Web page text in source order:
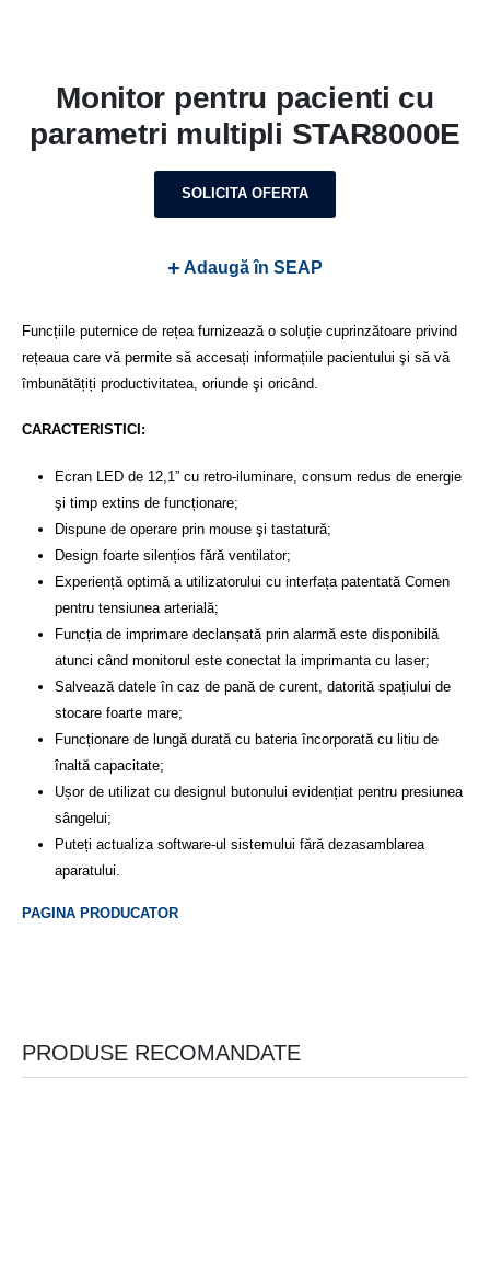
Monitor pentru pacienti cu
parametri multipli STAR8000E
SOLICITA OFERTA
+ Adaugă în SEAP
Funcțiile puternice de rețea furnizează o soluție cuprinzătoare privind
rețeaua care vă permite să accesați informațiile pacientului şi să vă
îmbunătățiți productivitatea, oriunde şi oricând.
CARACTERISTICI:
Ecran LED de 12,1” cu retro-iluminare, consum redus de energie
şi timp extins de funcționare;
Dispune de operare prin mouse şi tastatură;
Design foarte silențios fără ventilator;
Experiență optimă a utilizatorului cu interfața patentată Comen
pentru tensiunea arterială;
Funcția de imprimare declanșată prin alarmă este disponibilă
atunci când monitorul este conectat la imprimanta cu laser;
Salvează datele în caz de pană de curent, datorită spațiului de
stocare foarte mare;
Funcționare de lungă durată cu bateria încorporată cu litiu de
înaltă capacitate;
Ușor de utilizat cu designul butonului evidențiat pentru presiunea
sângelui;
Puteți actualiza software-ul sistemului fără dezasamblarea
aparatului.
PAGINA PRODUCATOR
PRODUSE RECOMANDATE